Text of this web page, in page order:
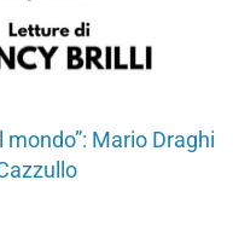
Mario Draghi